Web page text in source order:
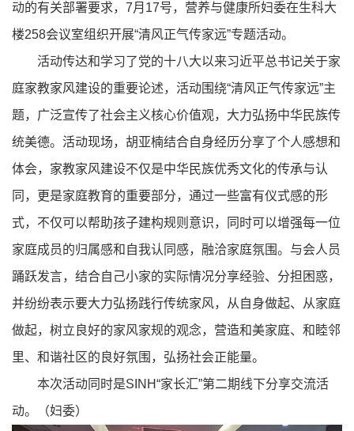
动的有关部署要求，7月17号，营养与健康所妇委在生科大
楼258会议室组织开展“清风正气传家远”专题活动。
活动传达和学习了党的十八大以来习近平总书记关于家
庭家教家风建设的重要论述，活动围绕“清风正气传家远”主
题，广泛宣传了社会主义核心价值观，大力弘扬中华民族传
统美德。活动现场，胡亚楠结合自身经历分享了个人感想和
体会，家教家风建设不仅是中华民族优秀文化的传承与认
同，更是家庭教育的重要部分，通过一些富有仪式感的形
式，不仅可以帮助孩子建构规则意识，同时可以增强每一位
家庭成员的归属感和自我认同感，融洽家庭氛围。与会人员
踊跃发言，结合自己小家的实际情况分享经验、分担困惑，
并纷纷表示要大力弘扬践行传统家风，从自身做起、从家庭
做起，树立良好的家风家规的观念，营造和美家庭、和睦邻
里、和谐社区的良好氛围，弘扬社会正能量。
本次活动同时是SINH“家长汇”第二期线下分享交流活
动。（妇委）